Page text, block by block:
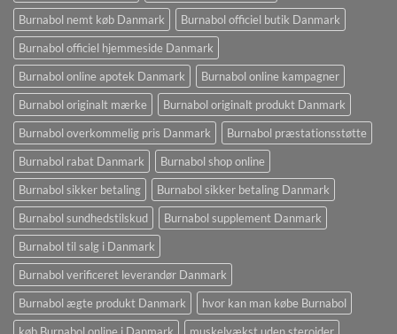
Burnabol nemt køb Danmark
Burnabol officiel butik Danmark
Burnabol officiel hjemmeside Danmark
Burnabol online apotek Danmark
Burnabol online kampagner
Burnabol originalt mærke
Burnabol originalt produkt Danmark
Burnabol overkommelig pris Danmark
Burnabol præstationsstøtte
Burnabol rabat Danmark
Burnabol shop online
Burnabol sikker betaling
Burnabol sikker betaling Danmark
Burnabol sundhedstilskud
Burnabol supplement Danmark
Burnabol til salg i Danmark
Burnabol verificeret leverandør Danmark
Burnabol ægte produkt Danmark
hvor kan man købe Burnabol